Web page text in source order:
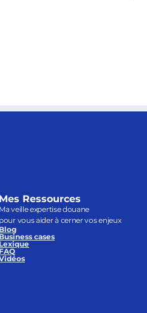
Mes Ressources
Ma veille expertise douane
pour vous aider à cerner vos enjeux
Blog
Business cases
Lexique
FAQ